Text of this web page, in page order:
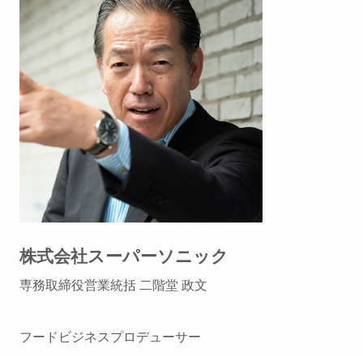
株式会社スーパーソニック
専務取締役営業統括 二階堂 政文
フードビジネスプロデューサー